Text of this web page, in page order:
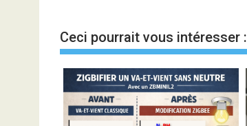
l’article
Ceci pourrait vous intéresser :